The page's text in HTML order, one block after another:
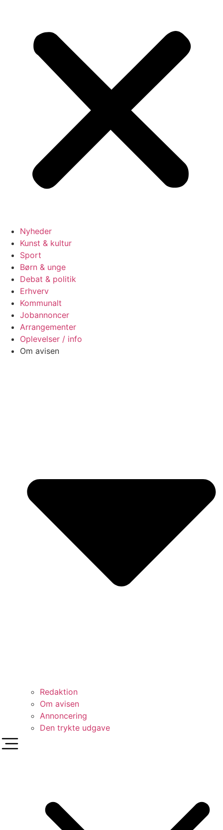
Nyheder
Kunst & kultur
Sport
Børn & unge
Debat & politik
Erhverv
Kommunalt
Jobannoncer
Arrangementer
Oplevelser / info
Om avisen
Redaktion
Om avisen
Annoncering
Den trykte udgave